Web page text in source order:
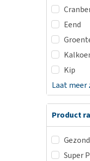
Eend
Kip
Laat meer
Product
Super